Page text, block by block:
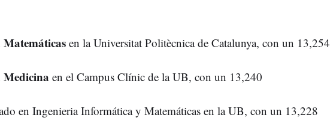
Matemáticas en la Universitat Politècnica de Catalunya, con un 13,254
Medicina en el Campus Clínic de la UB, con un 13,240
en Ingenieria Informática y Matemáticas en la UB, con un 13,228